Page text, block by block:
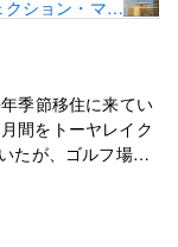
クション・マッ
季節移住に来てい
間をトーヤレイク
たが、ゴルフ場の
く先が無く、都